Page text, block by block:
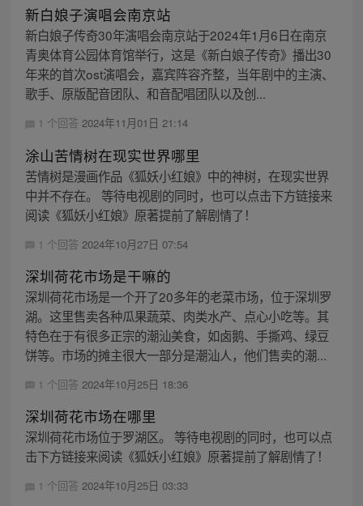
新白娘子演唱会南京站
新白娘子传奇30年演唱会南京站于2024年1月6日在南京
青奥体育公园体育馆举行，这是《新白娘子传奇》播出30
年来的首次ost演唱会，嘉宾阵容齐整，当年剧中的主演、
歌手、原版配音团队、和音配唱团队以及创...
1 个回答 2024年11月01日 21:14
涂山苦情树在现实世界哪里
苦情树是漫画作品《狐妖小红娘》中的神树，在现实世界
中并不存在。 等待电视剧的同时，也可以点击下方链接来
阅读《狐妖小红娘》原著提前了解剧情了！
1 个回答 2024年10月27日 07:54
深圳荷花市场是干嘛的
深圳荷花市场是一个开了20多年的老菜市场，位于深圳罗
湖。这里售卖各种瓜果蔬菜、肉类水产、点心小吃等。其
特色在于有很多正宗的潮汕美食，如卤鹅、手撕鸡、绿豆
饼等。市场的摊主很大一部分是潮汕人，他们售卖的潮...
1 个回答 2024年10月25日 18:36
深圳荷花市场在哪里
深圳荷花市场位于罗湖区。 等待电视剧的同时，也可以点
击下方链接来阅读《狐妖小红娘》原著提前了解剧情了！
1 个回答 2024年10月25日 03:33